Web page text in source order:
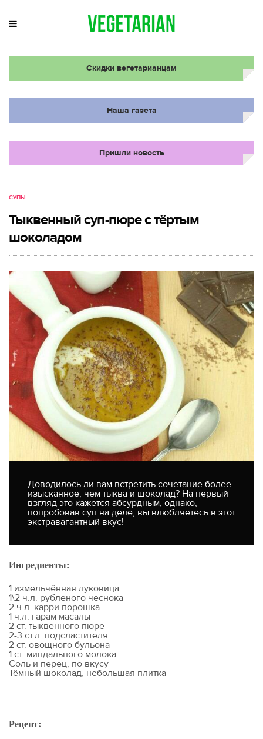
Скидки вегетарианцам
Наша газета
Пришли новость
СУПЫ
Тыквенный суп-пюре с тёртым
шоколадом
Доводилось ли вам встретить сочетание более
изысканное, чем тыква и шоколад? На первый
взгляд это кажется абсурдным, однако,
попробовав суп на деле, вы влюбляетесь в этот
экстравагантный вкус!
Ингредиенты:
1 измельчённая луковица
1\2 ч.л. рубленого чеснока
2 ч.л. карри порошка
1 ч.л. гарам масалы
2 ст. тыквенного пюре
2-3 ст.л. подсластителя
2 ст. овощного бульона
1 ст. миндального молока
Соль и перец, по вкусу
Тёмный шоколад, небольшая плитка
Рецепт: